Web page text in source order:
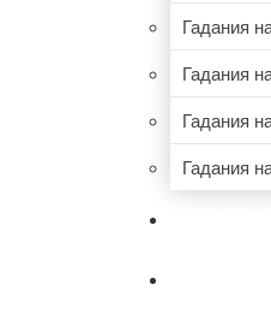
Гадания
Гадания
Гадания
Гадания